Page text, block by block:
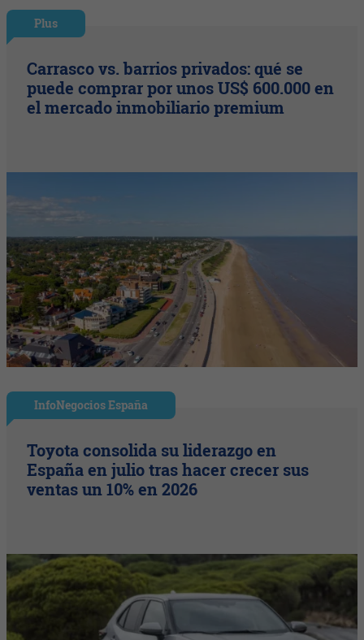
Plus
Carrasco vs. barrios privados: qué se
puede comprar por unos US$ 600.000 en
el mercado inmobiliario premium
InfoNegocios España
Toyota consolida su liderazgo en
España en julio tras hacer crecer sus
ventas un 10% en 2026